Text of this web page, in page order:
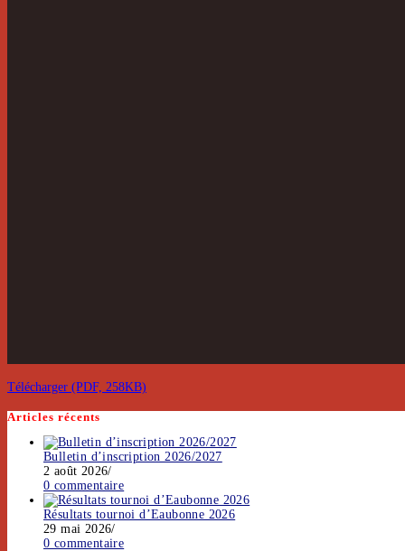
Télécharger (PDF, 258KB)
Articles récents
Bulletin d’inscription 2026/2027
2 août 2026/
0 commentaire
Résultats tournoi d’Eaubonne 2026
29 mai 2026/
0 commentaire